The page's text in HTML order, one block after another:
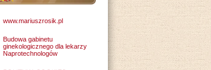
www.mariuszrosik.pl
Budowa gabinetu
ginekologicznego dla lekarzy
Naprotechnologów